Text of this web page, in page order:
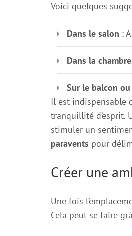
Voici quelques
Dans le salon :
Dans la chambre
Sur le balcon
Il est indispensable
tranquillité d’esprit.
stimuler un
paravents pour
Créer une
Une fois
Cela peut se faire